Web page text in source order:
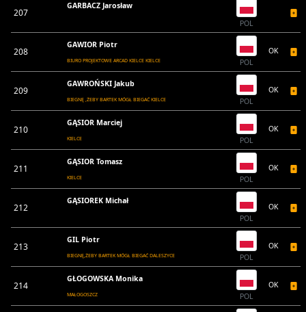
207
GARBACZ Jarosław
POL
208
GAWIOR Piotr
BIURO PROJEKTOWE ARCAD KIELCE KIELCE POL
OK
209
GAWROŃSKI Jakub
BIEGNĘ ,ŻEBY BARTEK MÓGŁ BIEGAĆ KIELCE POL
OK
210
GĄSIOR Marciej
KIELCE POL
OK
211
GĄSIOR Tomasz
KIELCE POL
OK
212
GĄSIOREK Michał
POL
OK
213
GIL Piotr
BIEGNĘ,ŻEBY BARTEK MÓGŁ BIEGAĆ DALESZYCE POL
OK
214
GŁOGOWSKA Monika
MAŁOGOSZCZ POL
OK